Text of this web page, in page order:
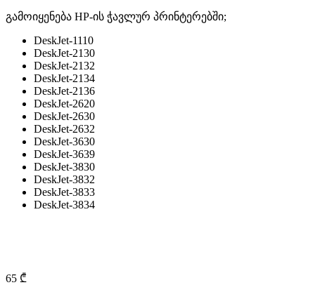
გამოიყენება HP-ის ჭავლურ პრინტერებში;
DeskJet-1110
DeskJet-2130
DeskJet-2132
DeskJet-2134
DeskJet-2136
DeskJet-2620
DeskJet-2630
DeskJet-2632
DeskJet-3630
DeskJet-3639
DeskJet-3830
DeskJet-3832
DeskJet-3833
DeskJet-3834
65 ₾